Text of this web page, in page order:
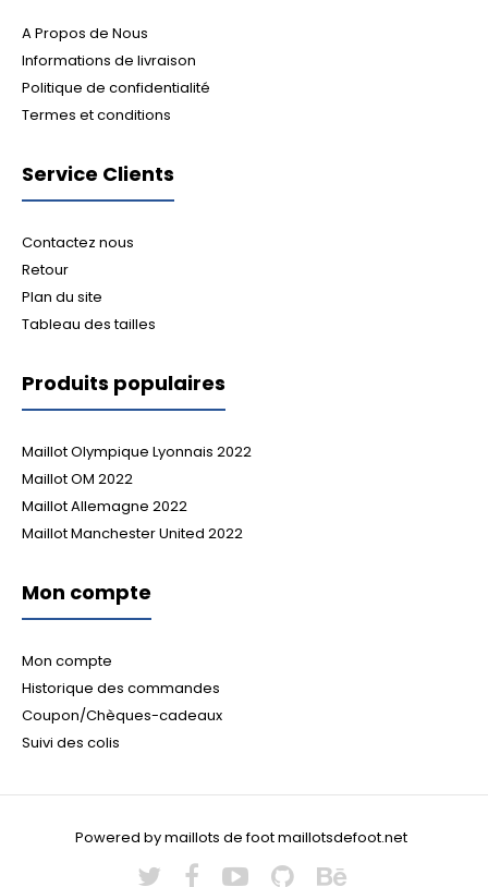
A Propos de Nous
Informations de livraison
Politique de confidentialité
Termes et conditions
Service Clients
Contactez nous
Retour
Plan du site
Tableau des tailles
Produits populaires
Maillot Olympique Lyonnais 2022
Maillot OM 2022
Maillot Allemagne 2022
Maillot Manchester United 2022
Mon compte
Mon compte
Historique des commandes
Coupon/Chèques-cadeaux
Suivi des colis
Powered by maillots de foot maillotsdefoot.net